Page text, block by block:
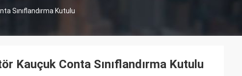
Sınıflandırma Kutulu
Kauçuk Conta Sınıflandırma Kutulu